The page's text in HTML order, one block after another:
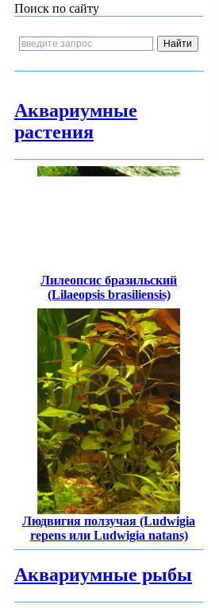
Поиск по сайту
Аквариумные
растения
Лилеопсис бразильский
(Lilaeopsis brasiliensis)
Людвигия ползучая (Ludwigia
repens или Ludwigia natans)
Аквариумные рыбы